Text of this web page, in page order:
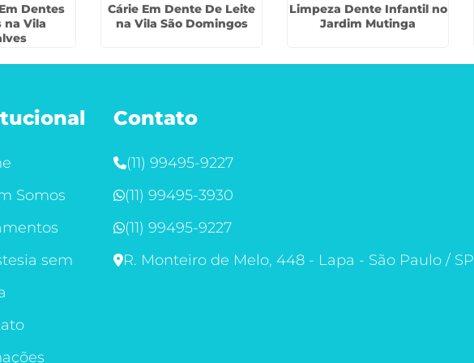
Dentes
na Vila
Cárie Em Dente De Leite
na Vila São Domingos
Limpeza Dente Infantil no
Jardim Mutinga
Somos
sem
Contato
(11) 99495-9227
(11) 99495-3930
(11) 99495-9227
R. Monteiro de Melo, 448 - Lapa - São Paulo / SP